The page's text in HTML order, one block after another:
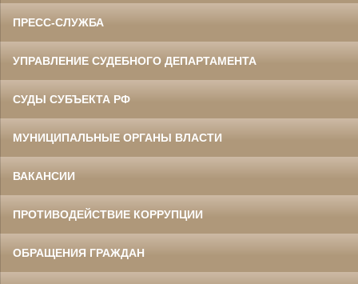
ПРЕСС-СЛУЖБА
УПРАВЛЕНИЕ СУДЕБНОГО ДЕПАРТАМЕНТА
СУДЫ СУБЪЕКТА РФ
МУНИЦИПАЛЬНЫЕ ОРГАНЫ ВЛАСТИ
ВАКАНСИИ
ПРОТИВОДЕЙСТВИЕ КОРРУПЦИИ
ОБРАЩЕНИЯ ГРАЖДАН